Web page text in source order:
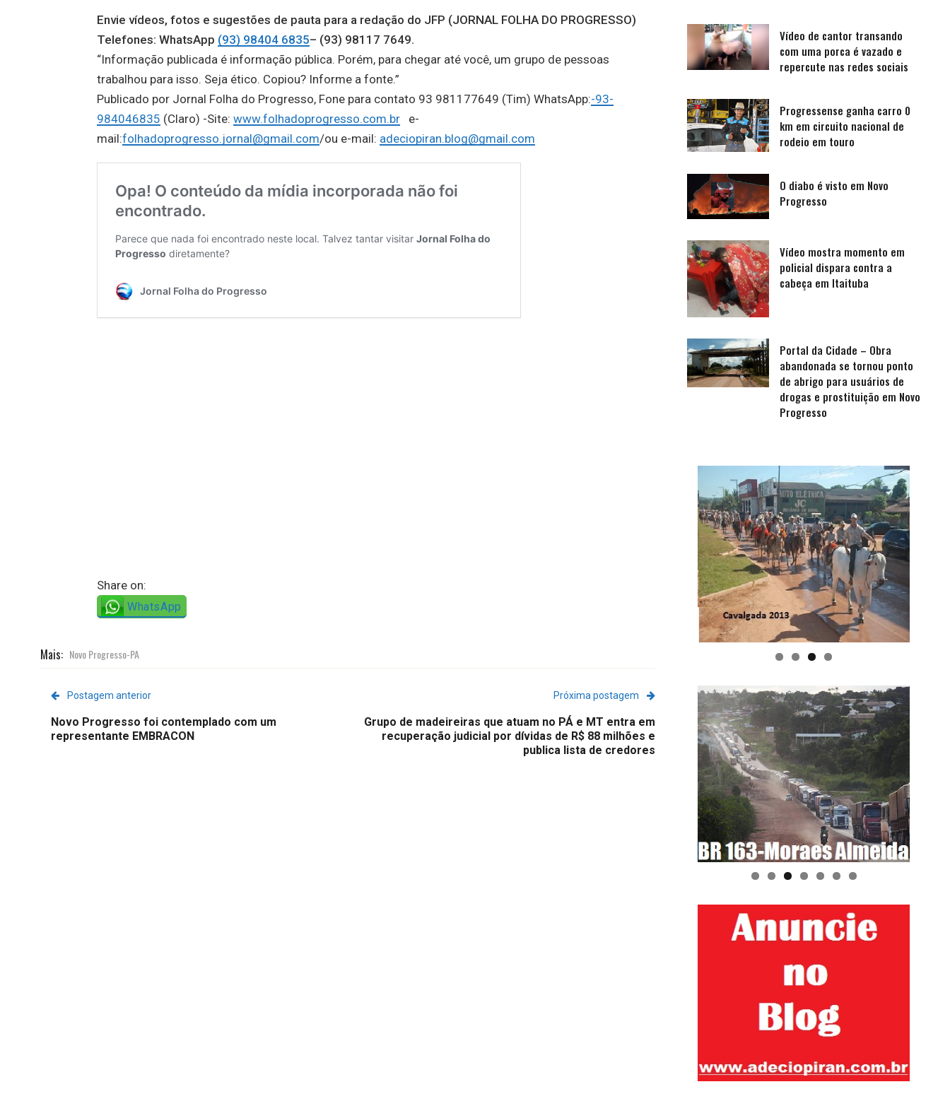
Envie vídeos, fotos e sugestões de pauta para a redação do JFP (JORNAL FOLHA DO PROGRESSO)
Telefones: WhatsApp (93) 98404 6835– (93) 98117 7649.
“Informação publicada é informação pública. Porém, para chegar até você, um grupo de pessoas
trabalhou para isso. Seja ético. Copiou? Informe a fonte.”
Publicado por Jornal Folha do Progresso, Fone para contato 93 981177649 (Tim) WhatsApp:-93-
984046835 (Claro) -Site: www.folhadoprogresso.com.br e-
mail:folhadoprogresso.jornal@gmail.com/ou e-mail: adeciopiran.blog@gmail.com
Share on:
WhatsApp
Mais: Novo Progresso-PA
Postagem anterior
Novo Progresso foi contemplado com um
representante EMBRACON
Próxima postagem
Grupo de madeireiras que atuam no PÁ e MT entra em
recuperação judicial por dívidas de R$ 88 milhões e
publica lista de credores
Vídeo de cantor transando
com uma porca é vazado e
repercute nas redes sociais
Progressense ganha carro 0
km em circuito nacional de
rodeio em touro
O diabo é visto em Novo
Progresso
Vídeo mostra momento em
policial dispara contra a
cabeça em Itaituba
Portal da Cidade – Obra
abandonada se tornou ponto
de abrigo para usuários de
drogas e prostituição em Novo
Progresso